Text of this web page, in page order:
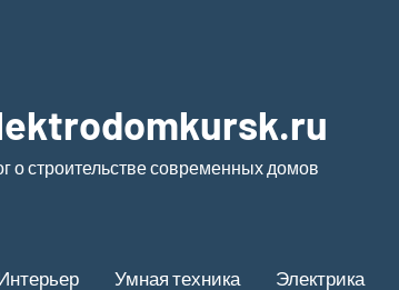
о строительстве современных домов
Умная техника Электрика